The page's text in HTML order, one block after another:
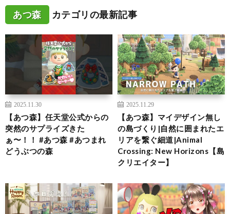
あつ森 カテゴリの最新記事
2025.11.30
【あつ森】任天堂公式からの
突然のサプライズきた
ぁ〜！！ #あつ森 #あつまれ
どうぶつの森
2025.11.29
【あつ森】マイデザイン無し
の島づくり|自然に囲まれたエ
リアを繋ぐ細道|Animal
Crossing: New Horizons【島
クリエイター】